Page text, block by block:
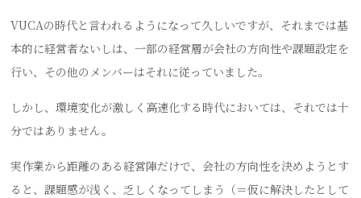
VUCAの時代と言われるようになって久しいですが、それまでは基
本的に経営者ないしは、一部の経営層が会社の方向性や課題設定を
行い、その他のメンバーはそれに従っていました。
しかし、環境変化が激しく高速化する時代においては、それでは十
分ではありません。
実作業から距離のある経営陣だけで、会社の方向性を決めようとす
ると、課題感が浅く、乏しくなってしまう（＝仮に解決したとして